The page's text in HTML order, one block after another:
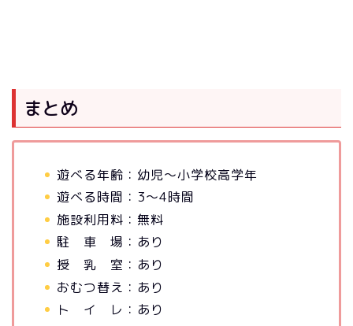
まとめ
遊べる年齢：幼児～小学校高学年
遊べる時間：3～4時間
施設利用料：無料
駐 車 場：あり
授 乳 室：あり
おむつ替え：あり
ト イ レ：あり